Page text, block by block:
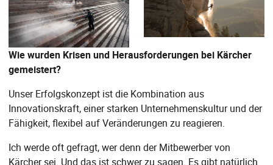
Wie wurden Krisen und Herausforderungen bei Kärcher
gemeistert?
Unser Erfolgskonzept ist die Kombination aus
Innovationskraft, einer starken Unternehmenskultur und der
Fähigkeit, flexibel auf Veränderungen zu reagieren.
Ich werde oft gefragt, wer denn der Mitbewerber von
Kärcher sei. Und das ist schwer zu sagen. Es gibt natürlich